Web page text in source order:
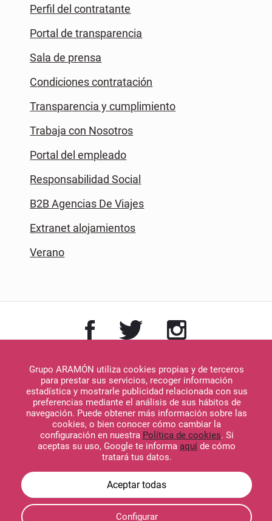
Grupo ARAMÓN utiliza cookies propias y de terceros
para prestar sus servicios, recoger información
estadística y mostrarle publicidad relacionada con sus
preferencias mediante el análisis de sus hábitos de
navegación. Puede obtener más información sobre las
cookies, o bien conocer cómo cambiar la
configuración en nuestra Política de cookies. Si
aceptas su uso, Google te informa aquí de cómo
tratará tus datos.
Configurar
Perfil del contratante
Portal de transparencia
Sala de prensa
Condiciones contratación
Transparencia y cumplimiento
Trabaja con Nosotros
Portal del empleado
Responsabilidad Social
B2B Agencias De Viajes
Extranet alojamientos
Verano
Descargar en
App Store
Google Play